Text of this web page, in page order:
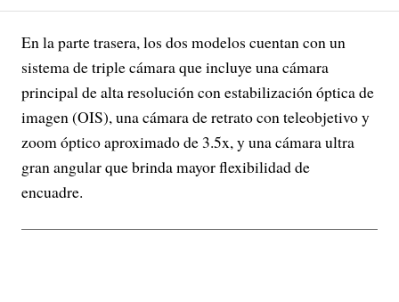
En la parte trasera, los dos modelos cuentan con un
sistema de triple cámara que incluye una cámara
principal de alta resolución con estabilización óptica de
imagen (OIS), una cámara de retrato con teleobjetivo y
zoom óptico aproximado de 3.5x, y una cámara ultra
gran angular que brinda mayor flexibilidad de
encuadre.